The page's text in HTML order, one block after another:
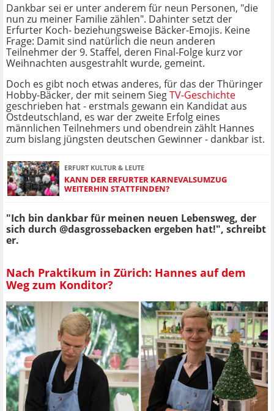
Dankbar sei er unter anderem für neun Personen, "die
nun zu meiner Familie zählen". Dahinter setzt der
Erfurter Koch- beziehungsweise Bäcker-Emojis. Keine
Frage: Damit sind natürlich die neun anderen
Teilnehmer der 9. Staffel, deren Final-Folge kurz vor
Weihnachten ausgestrahlt wurde, gemeint.
Doch es gibt noch etwas anderes, für das der Thüringer
Hobby-Bäcker, der mit seinem SiegTV-Geschichte
geschrieben hat - erstmals gewann ein Kandidat aus
Ostdeutschland, es war der zweite Erfolg eines
männlichen Teilnehmers und obendrein zählt Hannes
zum bislang jüngsten deutschen Gewinner - dankbar ist.
ERFURT KULTUR & LEUTE
KANN DER ERFURTER KARNEVALSUMZUG
WEITERHIN STATTFINDEN?
"Ich bin dankbar für meinen neuen Lebensweg, der
sich durch @dasgrossebacken ergeben hat!", schreibt
er.
Nach Praktikum in Zürich: Hannes auf dem
Weg zum Konditor?